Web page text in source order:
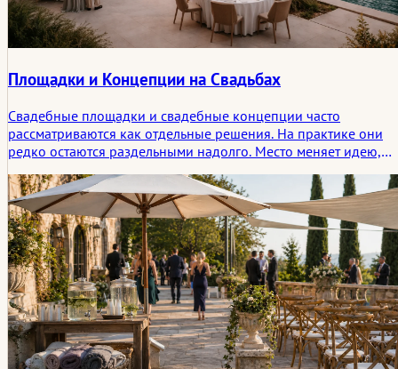
Площадки и Концепции на Свадьбах
Свадебные площадки и свадебные концепции часто
рассматриваются как отдельные решения. На практике они
редко остаются раздельными надолго. Место меняет идею,
формироваться атмосфера, которую гости позже вспоминают
яснее, чем сам план.